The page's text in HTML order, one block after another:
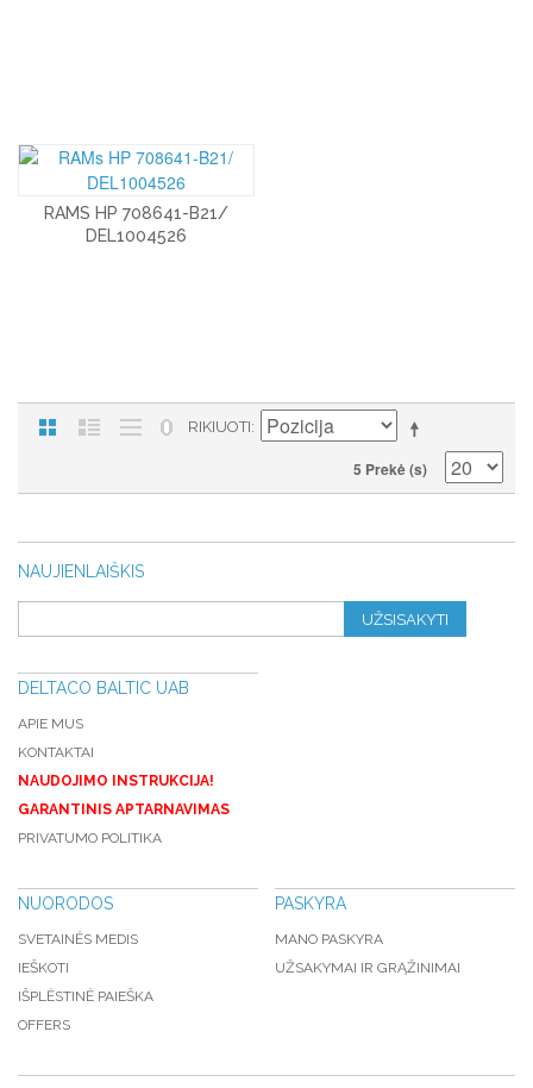
RAMS HP 708641-B21/
DEL1004526
RIKIUOTI
5 Prekė (s)
NAUJIENLAIŠKIS
UŽSISAKYTI
DELTACO BALTIC UAB
APIE MUS
KONTAKTAI
NAUDOJIMO INSTRUKCIJA!
GARANTINIS APTARNAVIMAS
PRIVATUMO POLITIKA
NUORODOS
SVETAINĖS MEDIS
IEŠKOTI
IŠPLĖSTINĖ PAIEŠKA
OFFERS
PASKYRA
MANO PASKYRA
UŽSAKYMAI IR GRĄŽINIMAI